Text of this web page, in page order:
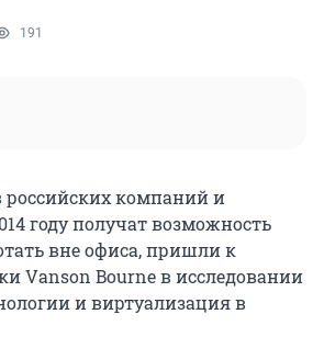
191
российских компаний и
году получат возможность
вне офиса, пришли к
Vanson Bourne в исследовании
и виртуализация в